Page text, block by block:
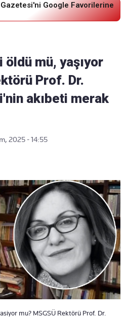
Google Favorilerine
öldü mü, yaşıyor
Prof. Dr.
akıbeti merak
2025 - 14:55
mu? MSGSÜ Rektörü Prof. Dr.